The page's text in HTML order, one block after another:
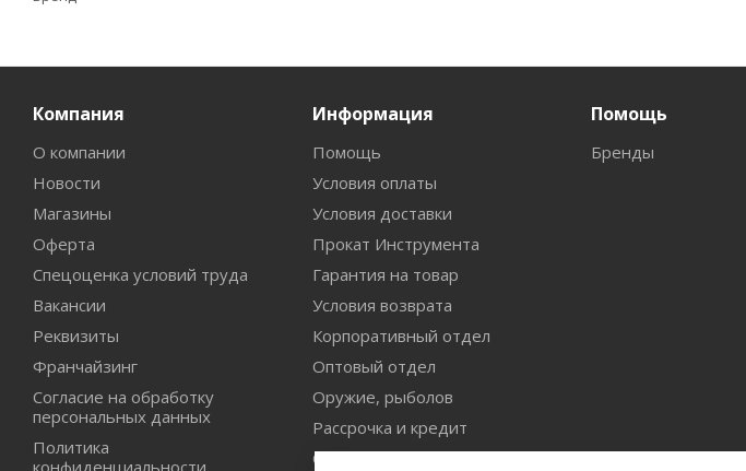
Компания
О компании
Новости
Магазины
Оферта
Спецоценка условий труда
Вакансии
Реквизиты
Франчайзинг
Согласие на обработку
персональных данных
Политика
конфиденциальности
Информация
Помощь
Условия оплаты
Условия доставки
Прокат Инструмента
Гарантия на товар
Условия возврата
Корпоративный отдел
Оптовый отдел
Оружие, рыболов
Рассрочка и кредит
Сертификаты дилерства
Помощь
Бренды